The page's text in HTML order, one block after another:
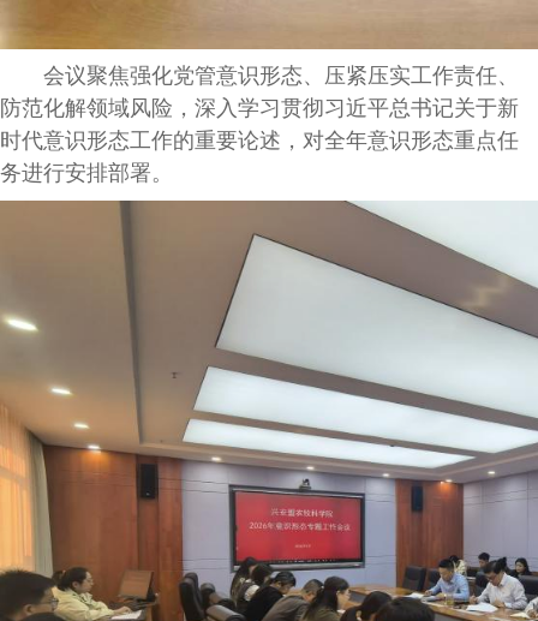
会议聚焦强化党管意识形态、压紧压实工作责任、
防范化解领域风险，深入学习贯彻习近平总书记关于新
时代意识形态工作的重要论述，对全年意识形态重点任
务进行安排部署。